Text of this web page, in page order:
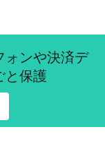
式ブログ
ォンや決済デ
と保護